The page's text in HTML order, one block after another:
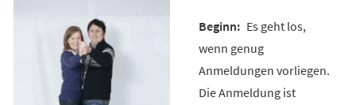
Es geht los,
wenn genug
Anmeldungen vorliegen.
Die Anmeldung ist